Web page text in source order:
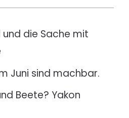
und die Sache mit
Juni sind machbar.
Beete? Yakon